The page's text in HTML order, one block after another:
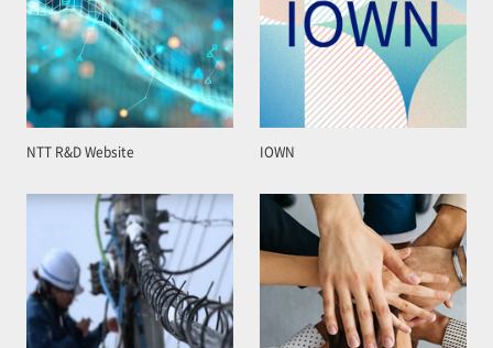
NTT R&D Website IOWN